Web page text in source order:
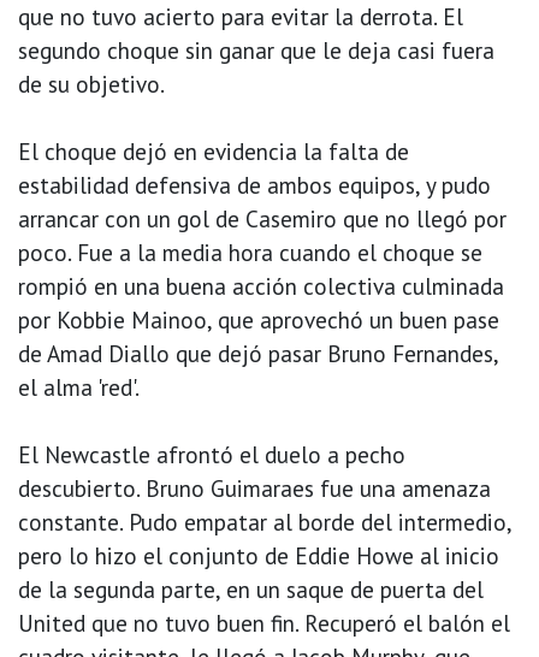
que no tuvo acierto para evitar la derrota. El
segundo choque sin ganar que le deja casi fuera
de su objetivo.
El choque dejó en evidencia la falta de
estabilidad defensiva de ambos equipos, y pudo
arrancar con un gol de Casemiro que no llegó por
poco. Fue a la media hora cuando el choque se
rompió en una buena acción colectiva culminada
por Kobbie Mainoo, que aprovechó un buen pase
de Amad Diallo que dejó pasar Bruno Fernandes,
el alma 'red'.
El Newcastle afrontó el duelo a pecho
descubierto. Bruno Guimaraes fue una amenaza
constante. Pudo empatar al borde del intermedio,
pero lo hizo el conjunto de Eddie Howe al inicio
de la segunda parte, en un saque de puerta del
United que no tuvo buen fin. Recuperó el balón el